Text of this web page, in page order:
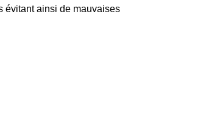
évitant ainsi de mauvaises